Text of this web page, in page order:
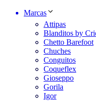
Marcas
Attipas
Blanditos by
Chetto Barefoot
Chuches
Conguitos
Coqueflex
Gioseppo
Gorila
Igor